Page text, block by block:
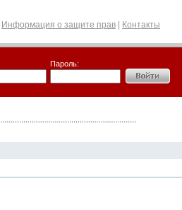
Информация о защите прав Контакты
Пароль: